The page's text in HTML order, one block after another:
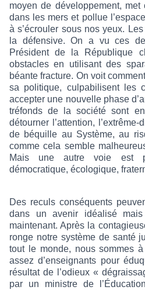
moyen de développement,
dans les mers et pollue
à s’écrouler sous nos yeux.
la défensive. On a vu ces
Président de la République
obstacles en utilisant des
béante fracture. On voit
sa politique, culpabilisent les
accepter une nouvelle phase
tréfonds de la société sont
détourner l’attention,
de béquille au Système, au
comme cela semble
Mais une autre voie est
démocratique, écologique,
Des reculs conséquents
dans un avenir idéalisé
maintenant. Après la
ronge notre système de santé
tout le monde, nous sommes
assez d’enseignants pour
résultat de l’odieux «
par un ministre de